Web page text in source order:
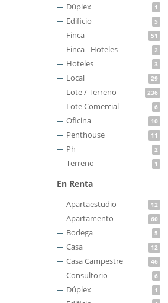
Dúplex 1
Edificio 5
Finca 51
Finca - Hoteles 2
Hoteles 3
Local 29
Lote / Terreno 236
Lote Comercial 6
Oficina 10
Penthouse 11
Ph 2
Terreno 1
En Renta
Apartaestudio 12
Apartamento 60
Bodega 5
Casa 12
Casa Campestre 46
Consultorio 6
Dúplex 1